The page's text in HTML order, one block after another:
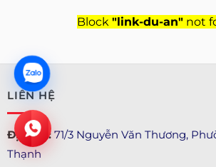
Block "link-du-an"not
LIÊN HỆ
Địa chỉ : 71/3 Nguyễn Văn Thương,
Thạnh